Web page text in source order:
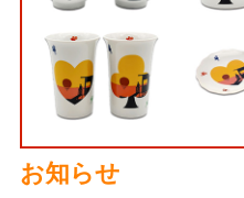
お知らせ